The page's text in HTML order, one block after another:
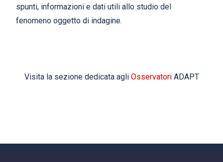
spunti, informazioni e dati utili allo studio del
fenomeno oggetto di indagine.
Visita la sezione dedicata agli Osservatori ADAPT